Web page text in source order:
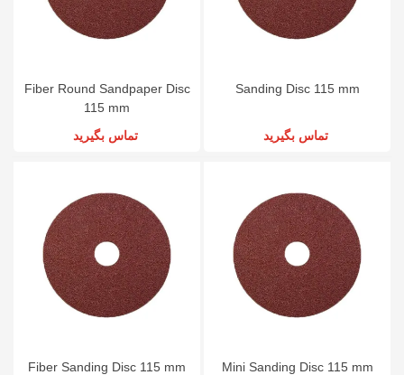
Fiber Round Sandpaper Disc
115 mm
تماس بگیرید
Sanding Disc 115 mm
تماس بگیرید
Fiber Sanding Disc 115 mm Mini Sanding Disc 115 mm